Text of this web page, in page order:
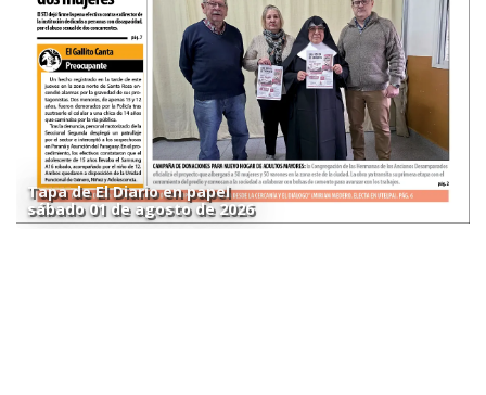
Tapa de El Diario en papel
sábado 01 de agosto de 2026